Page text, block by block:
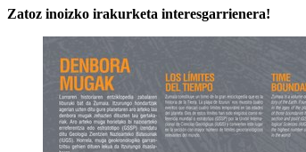
Zatoz inoizko irakurketa interesgarrienera!